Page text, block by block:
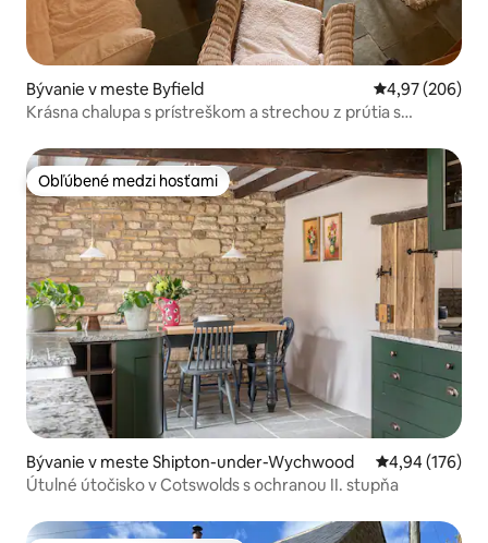
Bývanie v meste Byfield Priemerné
4,97 (206)
Krásna chalupa s prístreškom a strechou z prútia s
Obľúbené medzi hosťami
Obľúbené medzi hosťami
Bývanie v meste Shipton-under-Wychwood Priemerné
4,94 (176)
Útulné útočisko v Cotswolds s ochranou II. stupňa